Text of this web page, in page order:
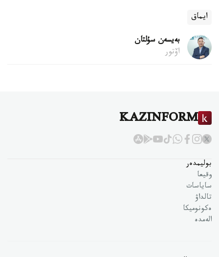
ايماق
بەيسەن سۇلتان
اۆتور
KAZINFORM
بوليمدەر
وقيعا
ساياسات
تالداۋ
ەكونوميكا
الەمدە